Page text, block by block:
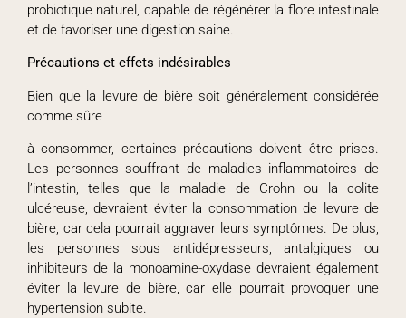
probiotique naturel, capable de régénérer la flore intestinale
et de favoriser une digestion saine.
Précautions et effets indésirables
Bien que la levure de bière soit généralement considérée
comme sûre
à consommer, certaines précautions doivent être prises.
Les personnes souffrant de maladies inflammatoires de
l’intestin, telles que la maladie de Crohn ou la colite
ulcéreuse, devraient éviter la consommation de levure de
bière, car cela pourrait aggraver leurs symptômes. De plus,
les personnes sous antidépresseurs, antalgiques ou
inhibiteurs de la monoamine-oxydase devraient également
éviter la levure de bière, car elle pourrait provoquer une
hypertension subite.